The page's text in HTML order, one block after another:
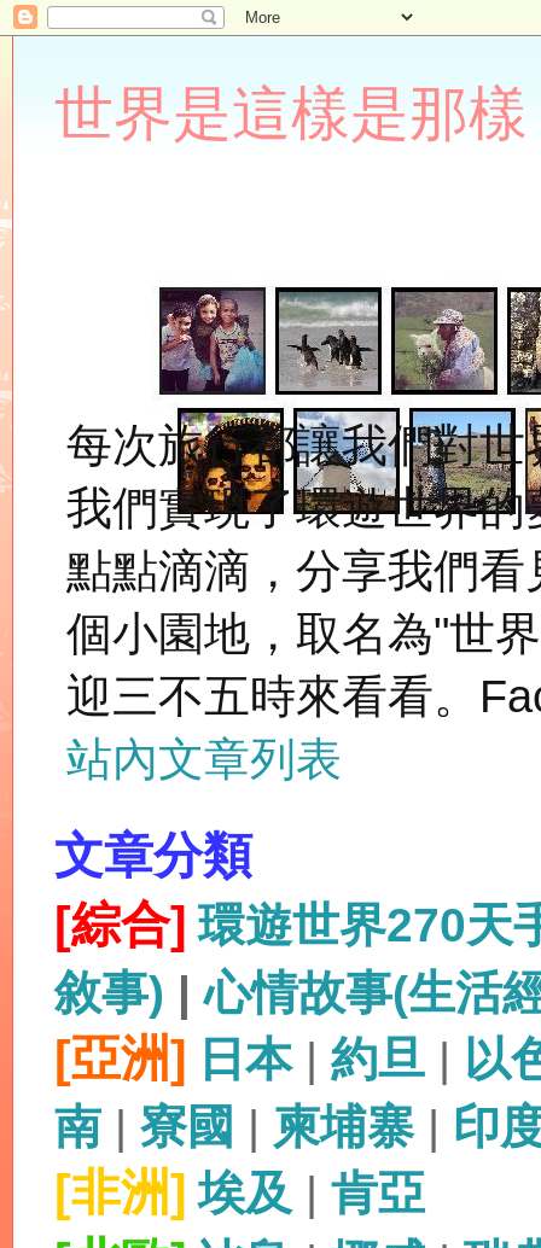
世界是這樣是那樣
每次旅行都讓我們對
我們實現了環遊世界
點點滴滴，分享我們
個小園地，取名為"世
迎三不五時來看看。
站內文章列表
文章分類
[綜合] 環遊世界270天
敘事) |心情故事(生活
[亞洲] 日本| 約旦 | 以
南 | 寮國 | 柬埔寨| 印
[非洲] 埃及 | 肯亞